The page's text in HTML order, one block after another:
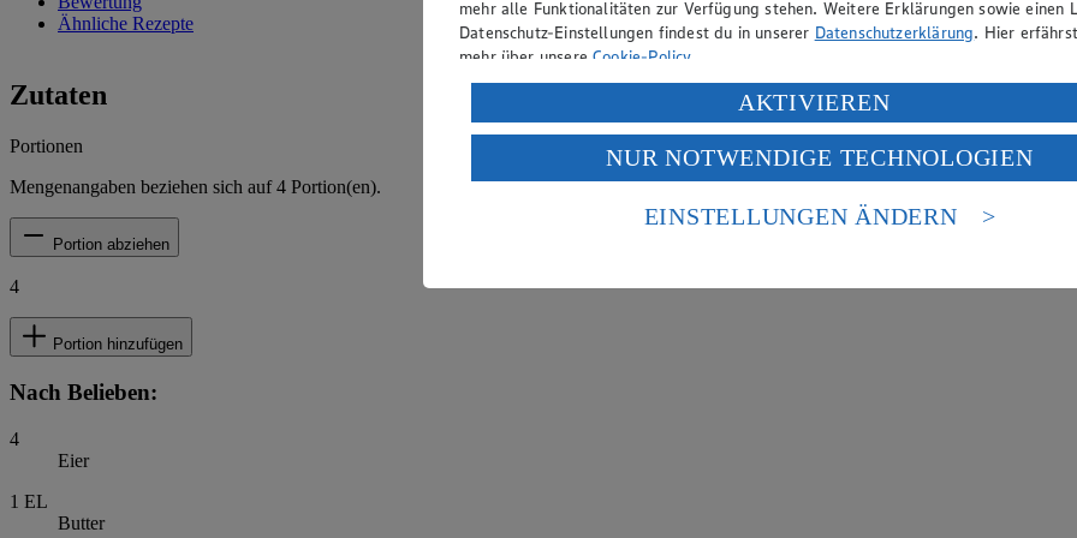
Ähnliche Rezepte
Zutaten
Portionen
Mengenangaben beziehen sich auf4 Portion(en).
Portion abziehen
4
Portion hinzufügen
Nach Belieben:
4
Eier
1 EL
Butter
mehr alle Funktionalitäten zur Verfügung stehen. Weitere Erklärungen sowie einen
Datenschutz-Einstellungen findest du in unserer Datenschutzerklärung. Hier
mehr über unsereCookie-Policy.
Verarbeitung deiner personenbezogenen Daten in den USA durch Facebook und
Wenn du auf „Aktivieren“ klickst, willigst du im Sinne des Art. 49 Abs. 1 Satz 1 lit.
ein, dass deine Daten in den USA verarbeitet werden. Der EuGH sieht die USA als
einem nach europäischen Standards nicht angemessenen Datenschutzniveau an. Es
Risiko eines Zugriffs durch US-amerikanische Behörden.
AKTIVIEREN
NUR NOTWENDIGE TECHNOLOGIEN
EINSTELLUNGEN ÄNDERN